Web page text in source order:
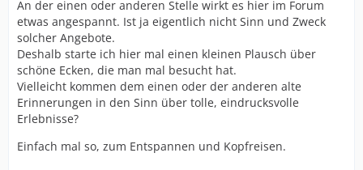
An der einen oder anderen Stelle wirkt es hier im Forum
etwas angespannt. Ist ja eigentlich nicht Sinn und Zweck
solcher Angebote.
Deshalb starte ich hier mal einen kleinen Plausch über
schöne Ecken, die man mal besucht hat.
Vielleicht kommen dem einen oder der anderen alte
Erinnerungen in den Sinn über tolle, eindrucksvolle
Erlebnisse?
Einfach mal so, zum Entspannen und Kopfreisen.